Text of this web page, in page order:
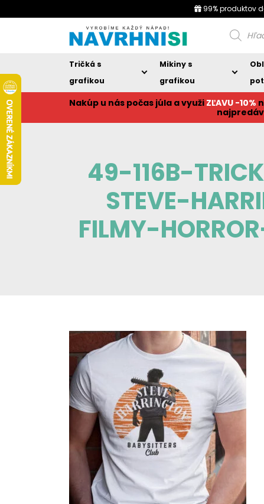
99% produktov
Products
search
Tričká s
grafikou
Mikiny s
grafikou
Nakúp u nás počas júla a využi ZĽAVU -10%
49-116B-
STEVE-
FILMY-